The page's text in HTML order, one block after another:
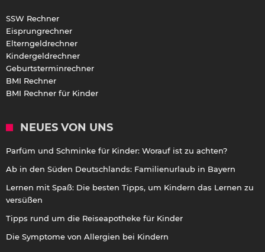
SSW Rechner
Eisprungrechner
Elterngeldrechner
Kindergeldrechner
Geburtsterminrechner
BMI Rechner
BMI Rechner für Kinder
NEUES VON UNS
Parfüm und Schminke für Kinder: Worauf ist zu achten?
Ab in den Süden Deutschlands: Familienurlaub in Bayern
Lernen mit Spaß: Die besten Tipps, um Kindern das Lernen zu
versüßen
Tipps rund um die Reiseapotheke für Kinder
Die Symptome von Allergien bei Kindern